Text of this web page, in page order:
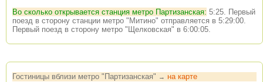
Во сколько открывается станция метро Партизанская: 5:25. Первый
поезд в сторону станции метро "Митино" отправляется в 5:29:00.
Первый поезд в сторону метро "Щелковская" в 6:00:05.
Гостиницы вблизи метро "Партизанская" → на карте